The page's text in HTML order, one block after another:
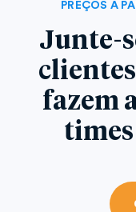
PREÇOS A
Junte-
fazem